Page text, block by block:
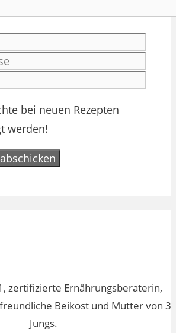
bei neuen Rezepten
werden!
zertifizierte Ernährungsberaterin,
Beikost und Mutter von 3
Jungs.